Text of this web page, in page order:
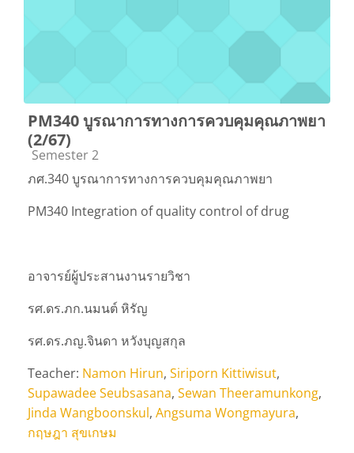
PM340 บูรณาการทางการควบคุมคุณภาพยา
(2/67)
Course category
Semester 2
ภศ.340 บูรณาการทางการควบคุมคุณภาพยา
PM340 Integration of quality control of drug
อาจารย์ผู้ประสานงานรายวิชา
รศ.ดร.ภก.นมนต์ หิรัญ
รศ.ดร.ภญ.จินดา หวังบุญสกุล
Teacher: Namon Hirun, Siriporn Kittiwisut,
Supawadee Seubsasana, Sewan Theeramunkong,
Jinda Wangboonskul, Angsuma Wongmayura,
กฤษฎา สุขเกษม